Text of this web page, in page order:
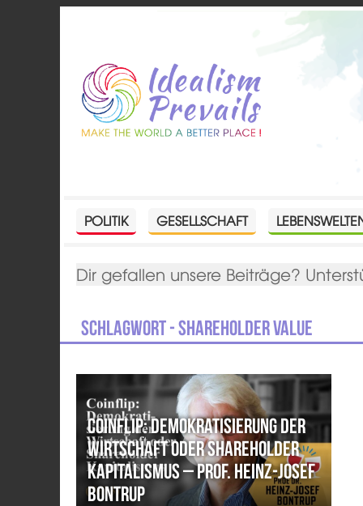
POLITIK GESELLSCHAFT
Dir gefallen unsere Beiträge?
Schlagwort - Shareholder Value
Coinflip: Demokratisierung der
Wirtschaft oder Shareholder
Kapitalismus – Prof. Heinz-Josef
Bontrup